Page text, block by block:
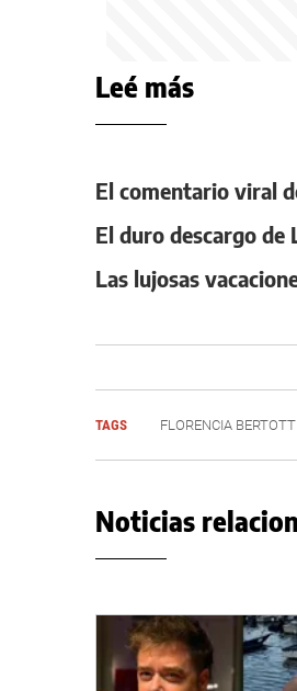
Leé más
El comentario viral
El duro descargo de
Las lujosas
TAGS FLORENCIA BERTOTTI
Noticias